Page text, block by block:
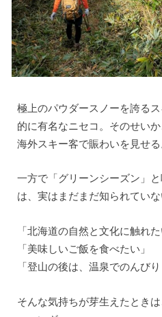
極上のパウダースノーを誇る
的に有名なニセコ。そのせい
海外スキー客で賑わいを見せる
一方で「グリーンシーズン」
は、実はまだまだ知られていな
「北海道の自然と文化に触れた
「美味しいご飯を食べたい」
「登山の後は、温泉でのんびり
そんな気持ちが芽生えたとき